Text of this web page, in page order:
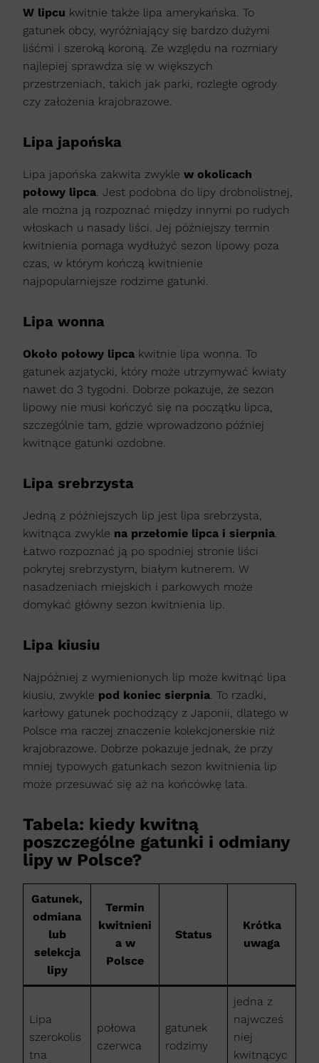
W lipcu kwitnie także lipa amerykańska. To
gatunek obcy, wyróżniający się bardzo dużymi
liśćmi i szeroką koroną. Ze względu na rozmiary
najlepiej sprawdza się w większych
przestrzeniach, takich jak parki, rozległe ogrody
czy założenia krajobrazowe.
Lipa japońska
Lipa japońska zakwita zwykle w okolicach
połowy lipca. Jest podobna do lipy drobnolistnej,
ale można ją rozpoznać między innymi po rudych
włoskach u nasady liści. Jej późniejszy termin
kwitnienia pomaga wydłużyć sezon lipowy poza
czas, w którym kończą kwitnienie
najpopularniejsze rodzime gatunki.
Lipa wonna
Około połowy lipca kwitnie lipa wonna. To
gatunek azjatycki, który może utrzymywać kwiaty
nawet do 3 tygodni. Dobrze pokazuje, że sezon
lipowy nie musi kończyć się na początku lipca,
szczególnie tam, gdzie wprowadzono później
kwitnące gatunki ozdobne.
Lipa srebrzysta
Jedną z późniejszych lip jest lipa srebrzysta,
kwitnąca zwykle na przełomie lipca i sierpnia.
Łatwo rozpoznać ją po spodniej stronie liści
pokrytej srebrzystym, białym kutnerem. W
nasadzeniach miejskich i parkowych może
domykać główny sezon kwitnienia lip.
Lipa kiusiu
Najpóźniej z wymienionych lip może kwitnąć lipa
kiusiu, zwykle pod koniec sierpnia. To rzadki,
karłowy gatunek pochodzący z Japonii, dlatego w
Polsce ma raczej znaczenie kolekcjonerskie niż
krajobrazowe. Dobrze pokazuje jednak, że przy
mniej typowych gatunkach sezon kwitnienia lip
może przesuwać się aż na końcówkę lata.
Tabela: kiedy kwitną
poszczególne gatunki i odmiany
lipy w Polsce?
Gatunek,
odmiana
lub
selekcja
lipy
Termin
kwitnieni
a w
Polsce
Status
Krótka
uwaga
Lipa
szerokolis
tna
połowa
czerwca
gatunek
rodzimy
jedna z
najwcześ
niej
kwitnącyc